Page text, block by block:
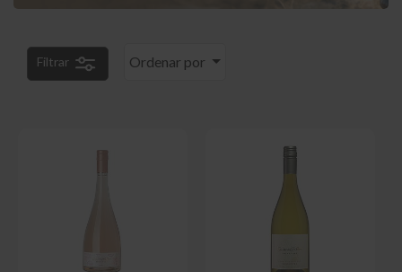
Ordenar por
Filtrar